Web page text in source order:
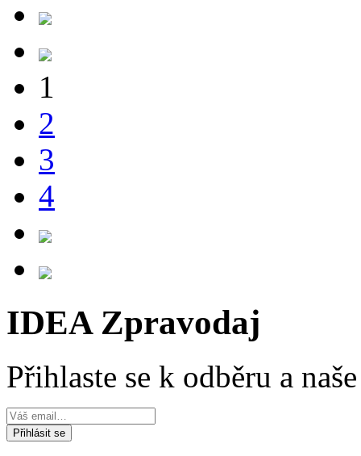
1
2
3
4
IDEA Zpravodaj
Přihlaste se k odběru a